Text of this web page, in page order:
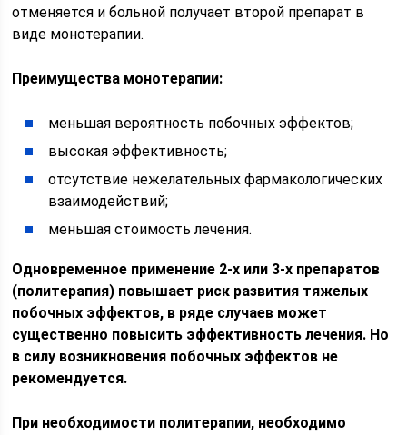
отменяется и больной получает второй препарат в
виде монотерапии.
Преимущества монотерапии:
меньшая вероятность побочных эффектов;
высокая эффективность;
отсутствие нежелательных фармакологических
взаимодействий;
меньшая стоимость лечения.
Одновременное применение 2-х или 3-х препаратов
(политерапия) повышает риск развития тяжелых
побочных эффектов, в ряде случаев может
существенно повысить эффективность лечения. Но
в силу возникновения побочных эффектов не
рекомендуется.
При необходимости политерапии, необходимо